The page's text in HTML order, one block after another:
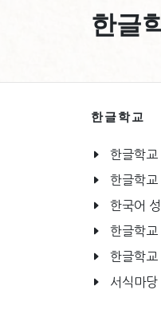
한글
한글학교
한글학교
한글학교
한국어
한글학교
한글학교
서식마당